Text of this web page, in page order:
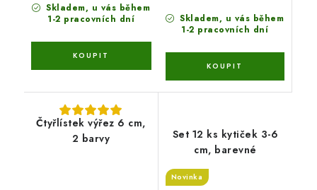
Skladem, u vás během
1-2 pracovních dní
Skladem, u vás během
1-2 pracovních dní
Čtyřlístek výřez 6 cm,
2 barvy
Set 12 ks kytiček 3-6
cm, barevné
Novinka